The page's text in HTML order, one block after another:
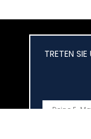
TRETEN